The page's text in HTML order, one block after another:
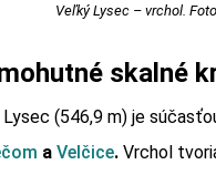
Veľký Lysec – vrchol.
skalné
(546,9 m) je
a Velčice. Vrchol